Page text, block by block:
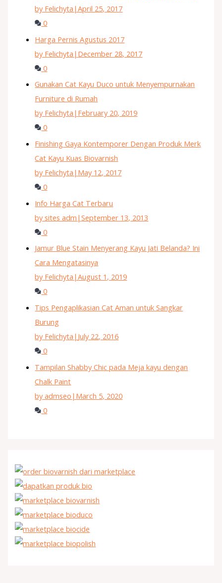
by Felichyta |April 25, 2017
0
Harga Pernis Agustus 2017
by Felichyta | December 28, 2017
0
Gunakan Cat Kayu Duco untuk Menyempurnakan
Furniture di Rumah
by Felichyta | February 20, 2019
0
Finishing Gaya Kontemporer Dengan Produk Merk
Cat Kayu Kuas Biovarnish
by Felichyta | May 12, 2017
0
Info Harga Cat Terbaru
by sites adm |September 13, 2013
0
Jamur Blue Stain Menyerang Kayu Jati Belanda? Ini
Cara Mengatasinya
by Felichyta |August 1, 2019
0
Tips Pengaplikasian Cat Aman untuk Sangkar
Burung
by Felichyta | July 22, 2016
0
Tampilan Shabby Chic pada Meja kayu dengan
Chalk Paint
by admseo | March 5, 2020
0